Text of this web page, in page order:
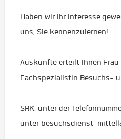
Haben wir Ihr Interesse
uns, Sie kennenzulernen!
Auskünfte erteilt Ihnen Frau
Fachspezialistin Besuchs-
SRK, unter der
unter besuchsdienst-